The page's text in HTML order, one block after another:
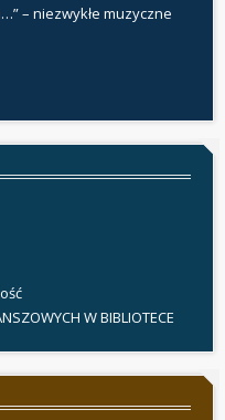
– niezwykłe muzyczne
W BIBLIOTECE